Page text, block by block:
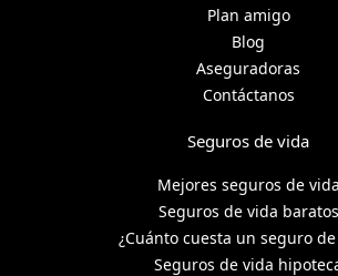
Plan amigo
Blog
Aseguradoras
Contáctanos
Seguros de vida
Mejores seguros de vida
Seguros de vida baratos
¿Cuánto cuesta un seguro
Seguros de vida